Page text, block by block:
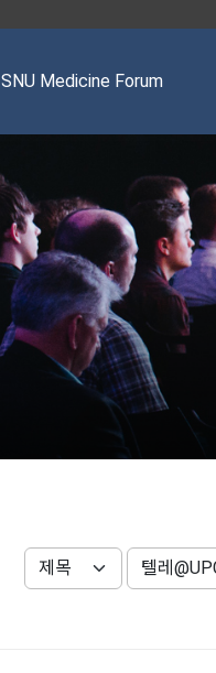
SNU Medicine Forum